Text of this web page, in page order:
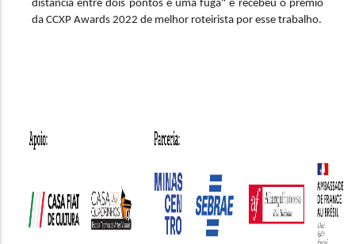
distância entre dois pontos é uma fuga" e recebeu o prêmio
da CCXP Awards 2022 de melhor roteirista por esse trabalho.